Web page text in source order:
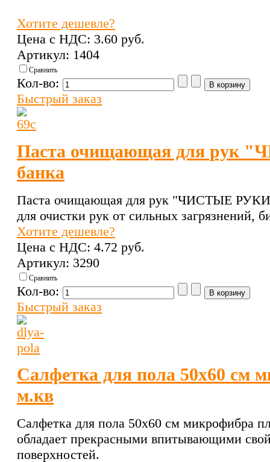
Хотите дешевле?
Цена с НДС: 3.60 pуб.
Артикул: 1404
Сравнить
Кол-во:
Быстрый заказ
Паста очищающая для рук
банка
Паста очищающая для рук "ЧИСТЫЕ РУКИ"
для очистки рук от сильных загрязнений,
Хотите дешевле?
Цена с НДС: 4.72 pуб.
Артикул: 3290
Сравнить
Кол-во:
Быстрый заказ
Салфетка для пола 50х60 см
м.кв
Салфетка для пола 50х60 см микрофибра
обладает прекрасными впитывающими
поверхностей.